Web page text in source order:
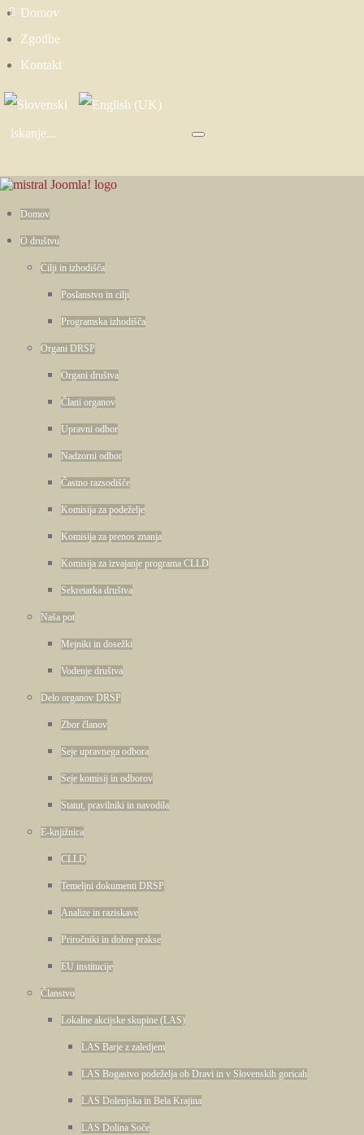
Domov
Zgodbe
Kontakt
Domov
O društvu
Cilji in izhodišča
Poslanstvo in cilji
Programska izhodišča
Organi DRSP
Organi društva
Člani organov
Upravni odbor
Nadzorni odbor
Častno razsodišče
Komisija za podeželje
Komisija za prenos znanja
Komisija za izvajanje programa CLLD
Sekretarka društva
Naša pot
Mejniki in dosežki
Vodenje društva
Delo organov DRSP
Zbor članov
Seje upravnega odbora
Seje komisij in odborov
Statut, pravilniki in navodila
E-knjižnica
CLLD
Temeljni dokumenti DRSP
Analize in raziskave
Priročniki in dobre prakse
EU institucije
Članstvo
Lokalne akcijske skupine (LAS)
LAS Barje z zaledjem
LAS Bogastvo podeželja ob Dravi in v Slovenskih goricah
LAS Dolenjska in Bela Krajina
LAS Dolina Soče